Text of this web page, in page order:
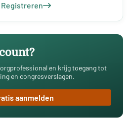
Registreren
en krijg toegang tot
en congresverslagen.
aanmelden